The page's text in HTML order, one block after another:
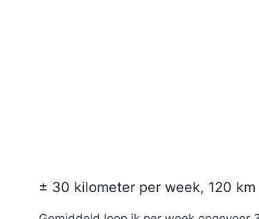
± 30 kilometer per week, 120 km